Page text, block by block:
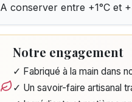
A conserver entre +1°C et
Notre engagement
✓ Fabriqué à la main dans
✓ Un savoir-faire artisanal